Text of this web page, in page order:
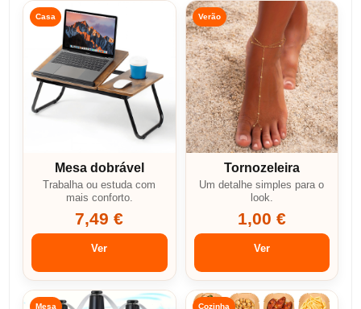
Casa
Mesa dobrável
Trabalha ou estuda com
mais conforto.
7,49 €
Ver
Verão
Tornozeleira
Um detalhe simples para o
look.
1,00 €
Ver
Mesa Cozinha